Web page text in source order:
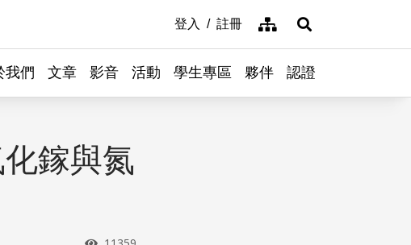
登入 註冊 網站導覽展開搜尋
我們 文章 影音 活動 學生專區 夥伴 認證
鎵與氮